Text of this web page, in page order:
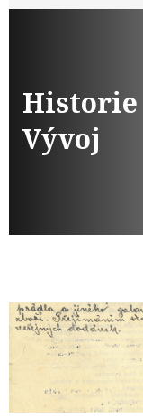
Vývoj